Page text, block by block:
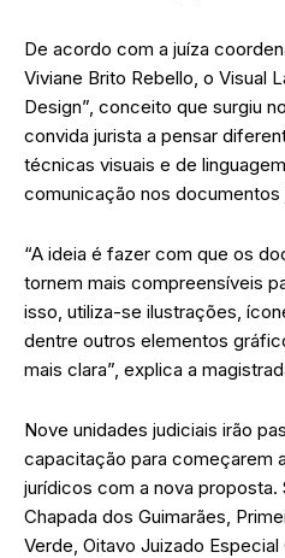
De acordo com a juíza
Viviane Brito Rebello, o Visual
Design”, conceito que surgiu
convida jurista a pensar
técnicas visuais e de
comunicação nos documentos
“A ideia é fazer com que os
tornem mais compreensíveis
isso, utiliza-se ilustrações,
dentre outros elementos
mais clara”, explica a
Nove unidades judiciais irão
capacitação para começarem
jurídicos com a nova proposta.
Chapada dos Guimarães,
Verde, Oitavo Juizado